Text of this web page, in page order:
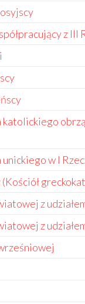
z III
katolickiego
unickiego w I
z
z